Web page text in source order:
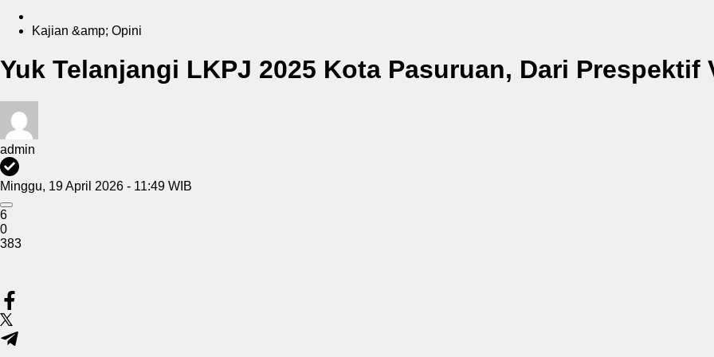
Kajian &amp; Opini
Yuk Telanjangi LKPJ 2025 Kota Pasuruan, Dari Prespektif
admin
Minggu, 19 April 2026 - 11:49 WIB
6
0
383